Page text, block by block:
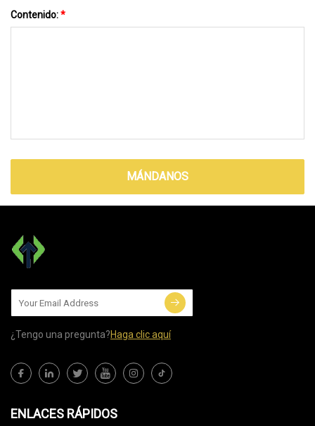
Contenido:*
MÁNDANOS
¿Tengo una pregunta?Haga clic aquí
ENLACES RÁPIDOS